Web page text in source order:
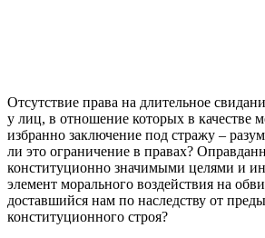
Отсутствие права на длительное
у лиц, в отношение которых в качестве
избранно заключение под стражу –
ли это ограничение в правах?
конституционно значимыми целями и
элемент морального воздействия на
доставшийся нам по наследству от
конституционного строя?